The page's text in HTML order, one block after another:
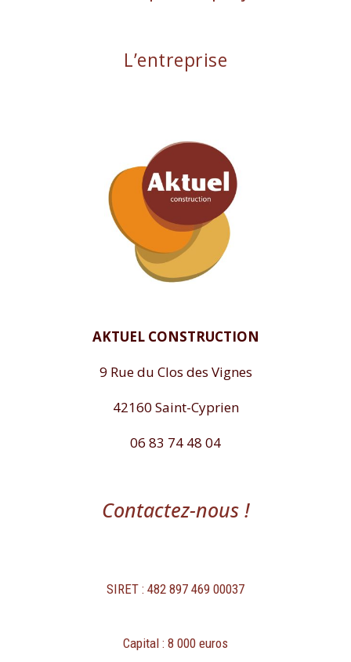
L’entreprise
AKTUEL CONSTRUCTION
9 Rue du Clos des Vignes
42160 Saint-Cyprien
06 83 74 48 04
Contactez-nous !
SIRET : 482 897 469 00037
Capital : 8 000 euros